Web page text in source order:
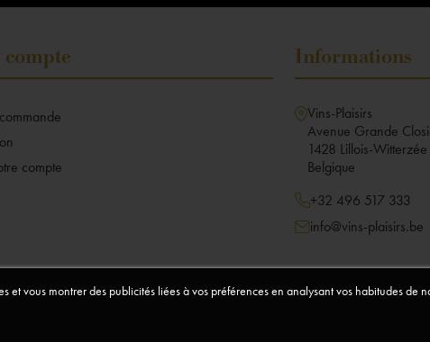
compte
Informations
Vins-Plaisirs
Avenue Grande
1428 Lillois-
Belgique
+32 496 517 333
info@vins-plaisirs.be
et vous montrer des publicités liées à vos préférences en analysant vos habitudes de